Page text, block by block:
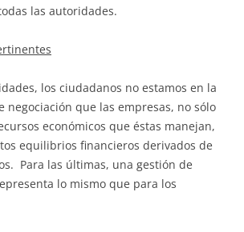
las autoridades.
los ciudadanos no estamos en la
negociación que las empresas, no sólo
económicos que éstas manejan,
equilibrios financieros derivados de
Para las últimas, una gestión de
lo mismo que para los